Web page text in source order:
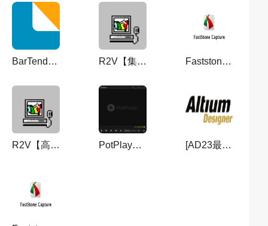
BarTender Designer2021【bartender条码打印软件】中文破解版 R2V【集成破解免安装】免费中文精简版V5.5 Faststone Capture 9.4【屏幕截图抓取软件】汉化破解版
R2V【高级光栅图矢量化软件】汉化破解版V5.5 PotPlayer1.6.5播放器【PotPlayer1.6.5破解版】绿色中文版 [AD23最新版]Altium Designer v23.9.2中文破解版+安装教程